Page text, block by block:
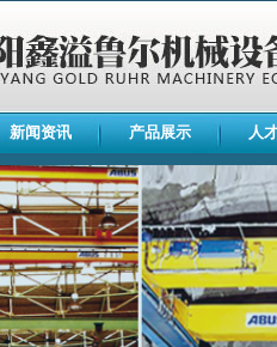
新闻资讯 产品展示 人